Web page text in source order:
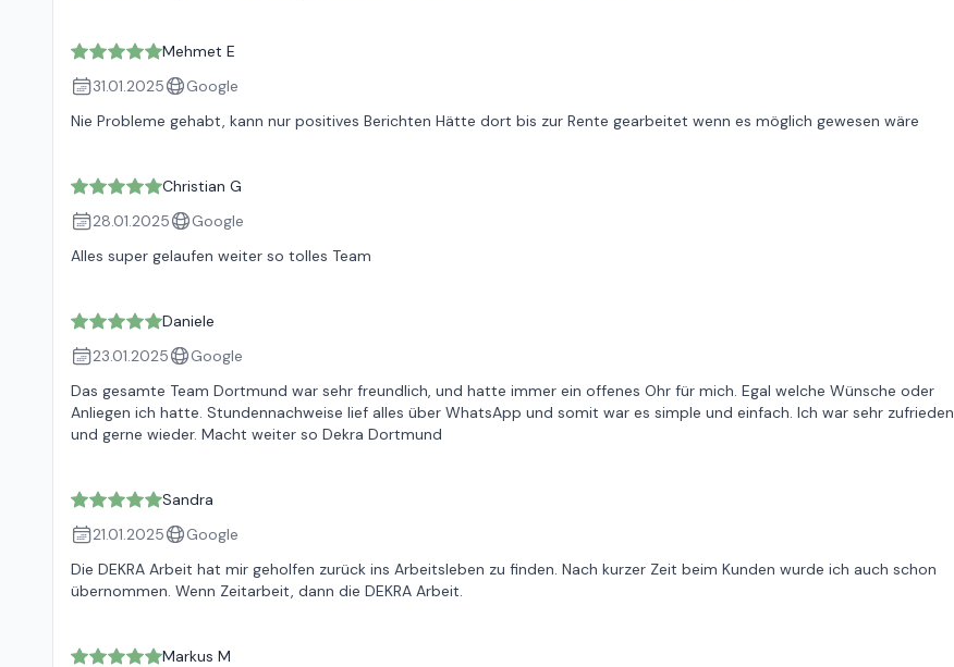
Mehmet E
31.01.2025
Google
Nie Probleme gehabt, kann nur positives Berichten Hätte dort bis zur Rente gearbeitet wenn es möglich gewesen wäre
Christian G
28.01.2025
Google
Alles super gelaufen weiter so tolles Team
Daniele
23.01.2025
Google
Das gesamte Team Dortmund war sehr freundlich, und hatte immer ein offenes Ohr für mich. Egal welche Wünsche oder
Anliegen ich hatte. Stundennachweise lief alles über WhatsApp und somit war es simple und einfach. Ich war sehr zufrieden
und gerne wieder. Macht weiter so Dekra Dortmund
Sandra
21.01.2025
Google
Die DEKRA Arbeit hat mir geholfen zurück ins Arbeitsleben zu finden. Nach kurzer Zeit beim Kunden wurde ich auch schon
übernommen. Wenn Zeitarbeit, dann die DEKRA Arbeit.
Markus M